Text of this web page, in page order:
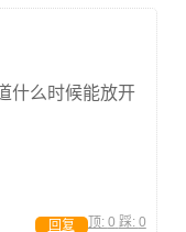
什么时候能放开
顶: 0 踩: 0
回复